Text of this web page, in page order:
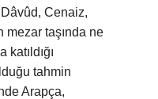
Cenaiz,
taşında ne
katıldığı
tahmin
Arapça,